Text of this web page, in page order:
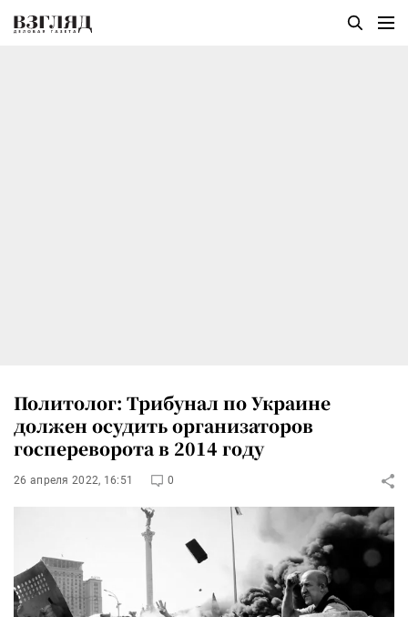
Политолог: Трибунал по Украине
должен осудить организаторов
госпереворота в 2014 году
26 апреля 2022, 16:51 0